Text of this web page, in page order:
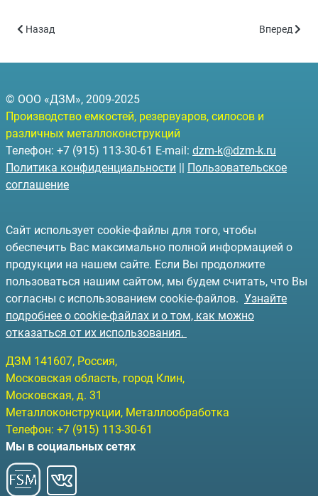
Предыдущий: Отдельно стоящие на оттяжных элементах
Назад Следующий:
Вперед
© ООО «ДЗМ», 2009-2025
Производство емкостей, резервуаров, силосов и
различных металлоконструкций
Телефон: +7 (915) 113-30-61 E-mail: dzm-k@dzm-k.ru
Политика конфиденциальности || Пользовательское
соглашение
Сайт использует cookie-файлы для того, чтобы
обеспечить Вас максимально полной информацией о
продукции на нашем сайте. Если Вы продолжите
пользоваться нашим сайтом, мы будем считать, что Вы
согласны с использованием cookie-файлов. Узнайте
подробнее о cookie-файлах и о том, как можно
отказаться от их использования.
ДЗМ 141607, Россия,
Московская область, город Клин,
Московская, д. 31
Металлоконструкции, Металлообработка
Телефон: +7 (915) 113-30-61
Мы в социальных сетях